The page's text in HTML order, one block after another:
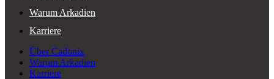
Warum Arkadien
Karriere
Über Cadonix
Warum Arkadien
Karriere